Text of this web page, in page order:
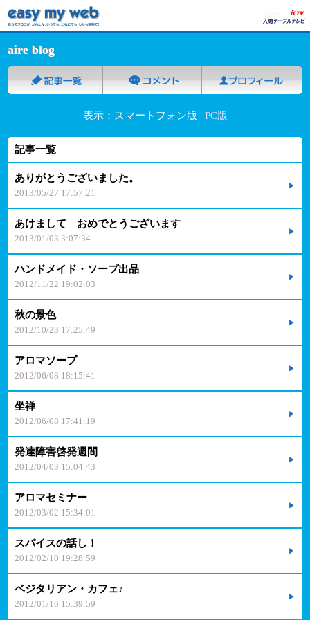
aire blog
表示：スマートフォン版 | PC版
記事一覧
ありがとうございました。
2013/05/27 17:57:21
あけまして おめでとうございます
2013/01/03 3:07:34
ハンドメイド・ソープ出品
2012/11/22 19:02:03
秋の景色
2012/10/23 17:25:49
アロマソープ
2012/06/08 18:15:41
坐禅
2012/06/08 17:41:19
発達障害啓発週間
2012/04/03 15:04:43
アロマセミナー
2012/03/02 15:34:01
スパイスの話し！
2012/02/10 19:28:59
ベジタリアン・カフェ♪
2012/01/16 15:39:59